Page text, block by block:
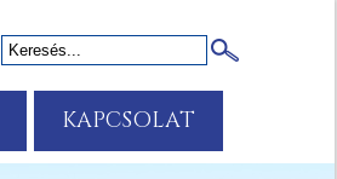
KAPCSOLAT